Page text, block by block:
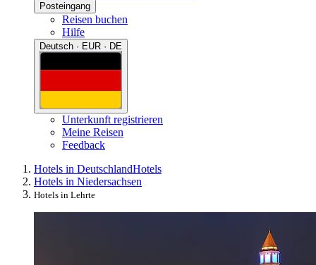
Posteingang
Reisen buchen
Hilfe
Deutsch · EUR · DE
Unterkunft registrieren
Meine Reisen
Feedback
Hotels in DeutschlandHotels
Hotels in Niedersachsen
Hotels in Lehrte